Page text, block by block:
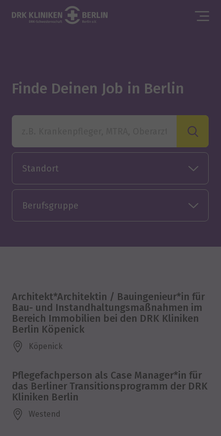
Finde Deinen Job in Berlin
z.B. Krankenpfleger, MTRA, Oberarzt
Standort
Berufsgruppe
Architekt*Architektin / Bauingenieur*in für
Bau- und Instandhaltungsmaßnahmen im
Bereich Immobilien bei den DRK Kliniken
Berlin Köpenick
Köpenick
Pflegefachperson als Case Manager*in für
das Berliner Transitionsprogramm der DRK
Kliniken Berlin
Westend